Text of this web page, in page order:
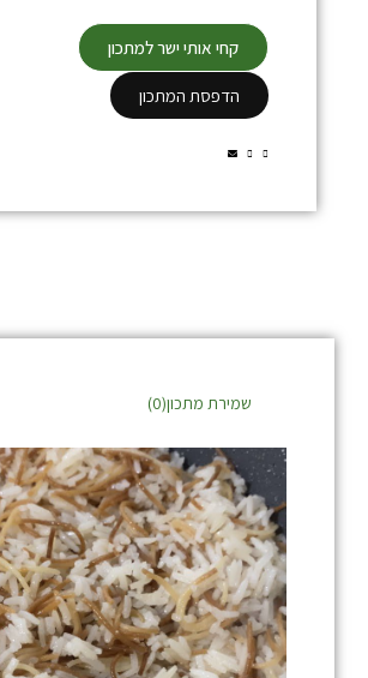
קחי אותי ישר למתכון
הדפסת המתכון
שמירת מתכון(0
)